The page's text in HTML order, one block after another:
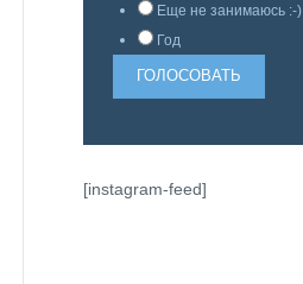
Еще не занимаюсь :-)
Год
[instagram-feed]